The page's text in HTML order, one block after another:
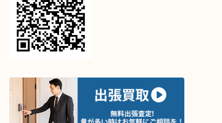
↓パソコンでご覧頂いている方は、こちらをスマホ
って下さい↓